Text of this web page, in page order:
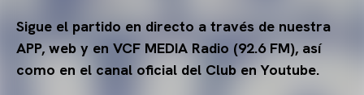
Sigue el partido en directo a través de nuestra
APP, web y en VCF MEDIA Radio (92.6 FM), así
como en el canal oficial del Club en Youtube.